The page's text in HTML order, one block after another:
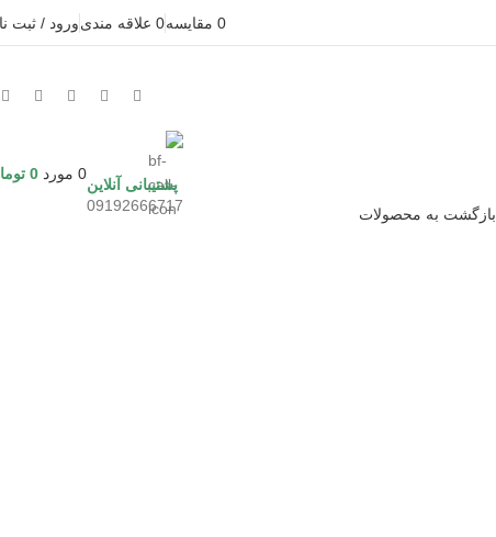
0 مقايسه0 علاقه مندیورود / ثبت
پشتیبانی آنلاین
09192666717
0 مورد 0
بازگشت به محصولات